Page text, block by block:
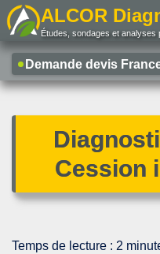
au
contenu
ALCOR
Études, sondages et analyses
Demande devis
Cession
Temps de lecture : 2